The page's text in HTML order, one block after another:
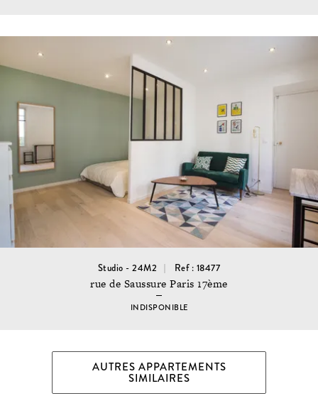
Studio - 24M2 Ref : 18477
rue de Saussure Paris 17ème
INDISPONIBLE
AUTRES APPARTEMENTS
SIMILAIRES